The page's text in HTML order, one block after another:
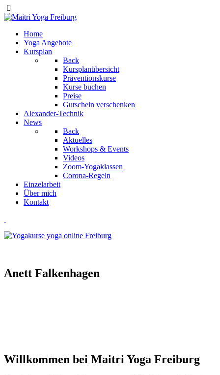
Home
Yoga Angebote
Kursplan
Back
Kursplanübersicht
Präventionskurse
Kurse buchen
Preise
Gutschein verschenken
Alexander-Technik
News
Back
Aktuelles
Workshops & Events
Videos
Zoom-Yogaklassen
Corona-Regeln
Einzelarbeit
Über mich
Kontakt
Anett Falkenhagen
Willkommen bei Maitri Yoga Freiburg